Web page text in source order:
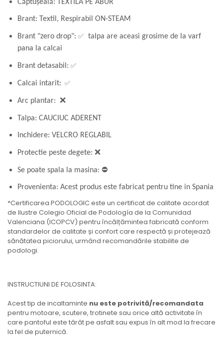
Căptușeală: TEXTILĂ PE ABUR
Brant: Textil, Respirabil ON-STEAM
Brant "zero drop": ✅ talpa are aceasi grosime de la varf
pana la calcai
Brant detasabil: ✅
Calcai intarit: ✅
Arc plantar: ❌
Talpa: CAUCIUC ADERENT
Inchidere: VELCRO REGLABIL
Protectie peste degete: ❌
Se poate spala la masina: ⛔
Provenienta: Acest produs este fabricat pentru tine in Spania
*Certificarea PODOLOGIC este un certificat de calitate acordat
de Ilustre Colegio Oficial de Podología de la Comunidad
Valenciana (ICOPCV) pentru încălțămintea fabricată conform
standardelor de calitate și confort care respectă și protejează
sănătatea piciorului, urmând recomandările stabilite de
podologi.
INSTRUCTIUNI DE FOLOSINTA:
Acest tip de incaltaminte nu este potrivită/recomandata
pentru motoare, scutere, trotinete sau orice altă activitate în
care pantoful este târât pe asfalt sau expus în alt mod la frecare
la fel de puternică.